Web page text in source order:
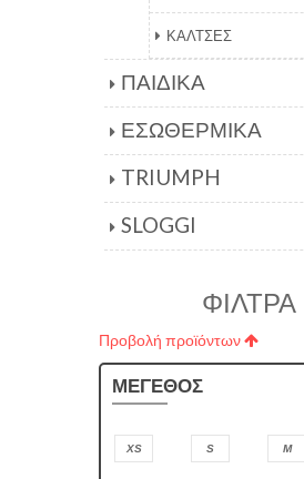
ΚΑΛΤΣΕΣ
ΠΑΙΔΙΚΑ
ΕΣΩΘΕΡΜΙΚΑ
TRIUMPH
SLOGGI
ΦΙΛΤΡΑ
Προβολή προϊόντων
ΜΕΓΕΘΟΣ
XS S M